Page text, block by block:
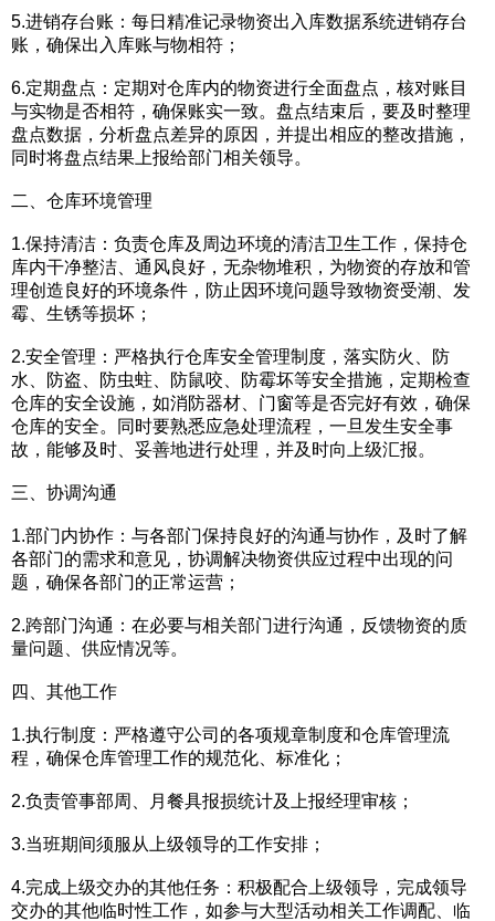
5.进销存台账：每日精准记录物资出入库数据系统进销存台
账，确保出入库账与物相符；
6.定期盘点：定期对仓库内的物资进行全面盘点，核对账目
与实物是否相符，确保账实一致。盘点结束后，要及时整理
盘点数据，分析盘点差异的原因，并提出相应的整改措施，
同时将盘点结果上报给部门相关领导。
二、仓库环境管理
1.保持清洁：负责仓库及周边环境的清洁卫生工作，保持仓
库内干净整洁、通风良好，无杂物堆积，为物资的存放和管
理创造良好的环境条件，防止因环境问题导致物资受潮、发
霉、生锈等损坏；
2.安全管理：严格执行仓库安全管理制度，落实防火、防
水、防盗、防虫蛀、防鼠咬、防霉坏等安全措施，定期检查
仓库的安全设施，如消防器材、门窗等是否完好有效，确保
仓库的安全。同时要熟悉应急处理流程，一旦发生安全事
故，能够及时、妥善地进行处理，并及时向上级汇报。
三、协调沟通
1.部门内协作：与各部门保持良好的沟通与协作，及时了解
各部门的需求和意见，协调解决物资供应过程中出现的问
题，确保各部门的正常运营；
2.跨部门沟通：在必要与相关部门进行沟通，反馈物资的质
量问题、供应情况等。
四、其他工作
1.执行制度：严格遵守公司的各项规章制度和仓库管理流
程，确保仓库管理工作的规范化、标准化；
2.负责管事部周、月餐具报损统计及上报经理审核；
3.当班期间须服从上级领导的工作安排；
4.完成上级交办的其他任务：积极配合上级领导，完成领导
交办的其他临时性工作，如参与大型活动相关工作调配、临